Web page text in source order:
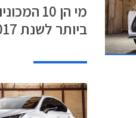
מי הן 10
ביותר לשנת 2017?